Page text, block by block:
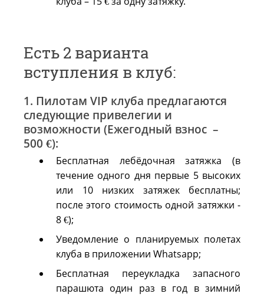
Есть 2 варианта
вступления в клуб:
1. Пилотам VIP клуба предлагаются
следующие привелегии и
возможности (Ежегодный взнос –
500 €):
Бесплатная лебёдочная затяжка (в
течение одного дня первые 5 высоких
или 10 низких затяжек бесплатны;
после этого стоимость одной затяжки -
8 €);
Уведомление о планируемых полетах
клуба в приложении Whatsapp;
Бесплатная переукладка запасного
парашюта один раз в год в зимний